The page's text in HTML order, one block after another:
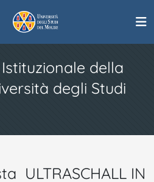
della
degli Studi
ULTRASCHALL IN